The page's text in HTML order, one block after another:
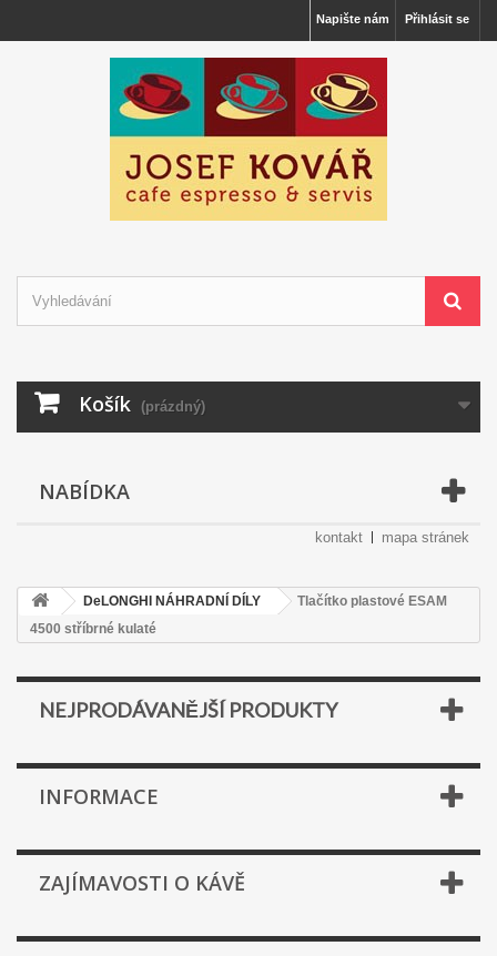
Přihlásit se
Napište nám
Košík (prázdný)
NABÍDKA
kontakt mapa stránek
DeLONGHI NÁHRADNÍ DÍLY
Tlačítko plastové ESAM
4500 stříbrné kulaté
NEJPRODÁVANĚJŠÍ PRODUKTY
INFORMACE
ZAJÍMAVOSTI O KÁVĚ